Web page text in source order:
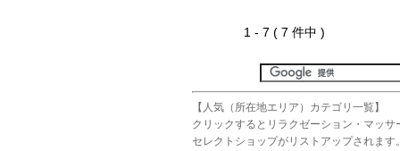
1 - 7 ( 7 件中 )
【人気（所在地エリア）カテゴリ一覧】
クリックするとリラクゼーション・マッ
セレクトショップがリストアップされます